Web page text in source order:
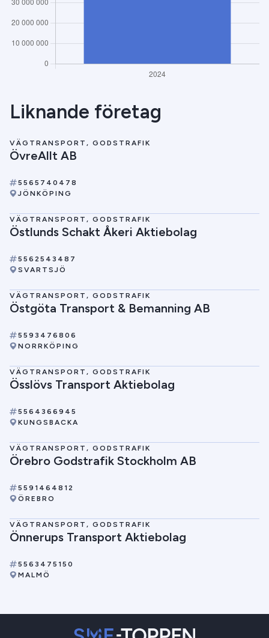
Liknande företag
VÄGTRANSPORT, GODSTRAFIK
ÖvreAllt AB
5565740478
JÖNKÖPING
VÄGTRANSPORT, GODSTRAFIK
Östlunds Schakt Åkeri Aktiebolag
5562543487
SVARTSJÖ
VÄGTRANSPORT, GODSTRAFIK
Östgöta Transport & Bemanning AB
5593476806
NORRKÖPING
VÄGTRANSPORT, GODSTRAFIK
Össlövs Transport Aktiebolag
5564366945
KUNGSBACKA
VÄGTRANSPORT, GODSTRAFIK
Örebro Godstrafik Stockholm AB
5591464812
ÖREBRO
VÄGTRANSPORT, GODSTRAFIK
Önnerups Transport Aktiebolag
5563475150
MALMÖ